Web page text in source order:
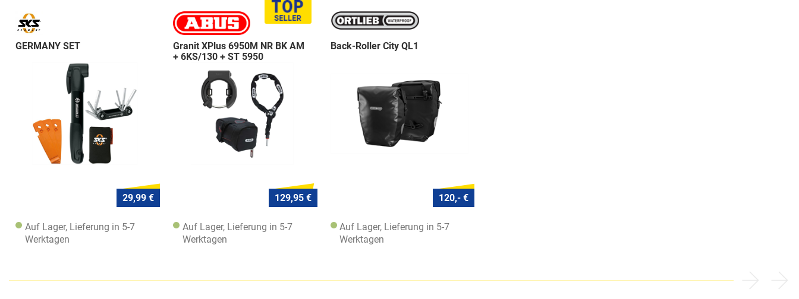
GERMANY SET
29,99 €
Auf Lager, Lieferung in 5-7
Werktagen
Granit XPlus 6950M NR BK AM
+ 6KS/130 + ST 5950
129,95 €
Auf Lager, Lieferung in 5-7
Werktagen
Back-Roller City QL1
120,- €
Auf Lager, Lieferung in 5-7
Werktagen